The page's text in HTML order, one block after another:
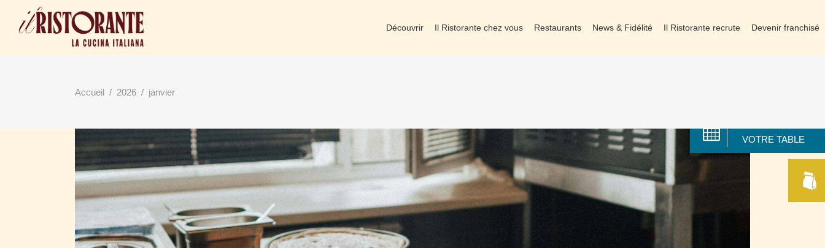
Découvrir Il Ristorante chez vous Restaurants News & Fidélité Il Ristorante recrute Devenir franchisé
Accueil / 2026 / janvier
VOTRE TABLE